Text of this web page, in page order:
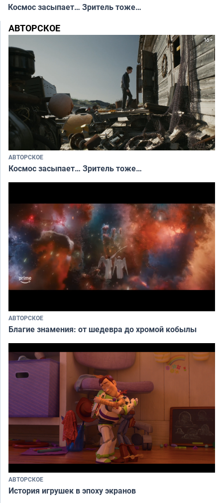
Космос засыпает… Зритель тоже…
АВТОРСКОЕ
АВТОРСКОЕ
Космос засыпает… Зритель тоже…
АВТОРСКОЕ
Благие знамения: от шедевра до хромой кобылы
АВТОРСКОЕ
История игрушек в эпоху экранов